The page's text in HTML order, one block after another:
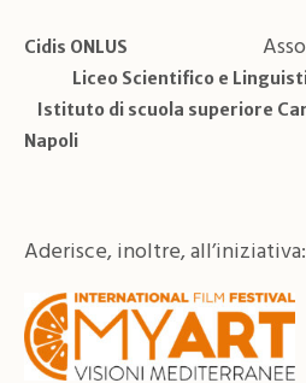
Cidis ONLUS
Liceo Scientifico e
Istituto di scuola superiore
Napoli
Aderisce, inoltre, all’iniziativa: